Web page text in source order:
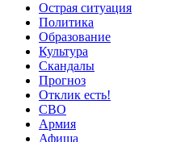
Острая ситуация
Политика
Образование
Культура
Скандалы
Прогноз
Отклик есть!
СВО
Армия
Афиша